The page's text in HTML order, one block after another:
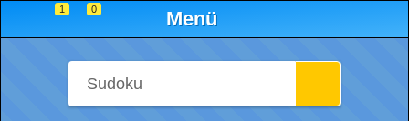
1 0 Menü